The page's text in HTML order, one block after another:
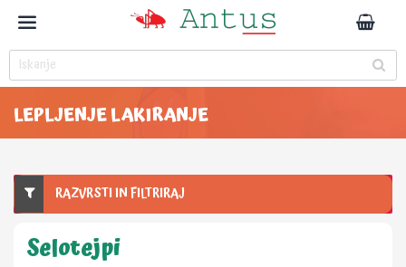
LEPLJENJE LAKIRANJE
RAZVRSTI IN FILTRIRAJ
Selotejpi